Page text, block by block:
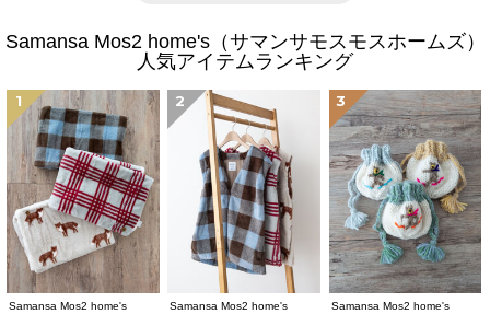
Samansa Mos2 home's（サマンサモスモスホームズ）
人気アイテムランキング
1
Samansa Mos2 home's
2
Samansa Mos2 home's
3
Samansa Mos2 home's